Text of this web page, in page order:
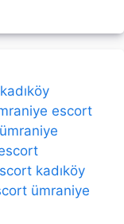
kadıköy
escort
ümraniye
kadıköy
ümraniye